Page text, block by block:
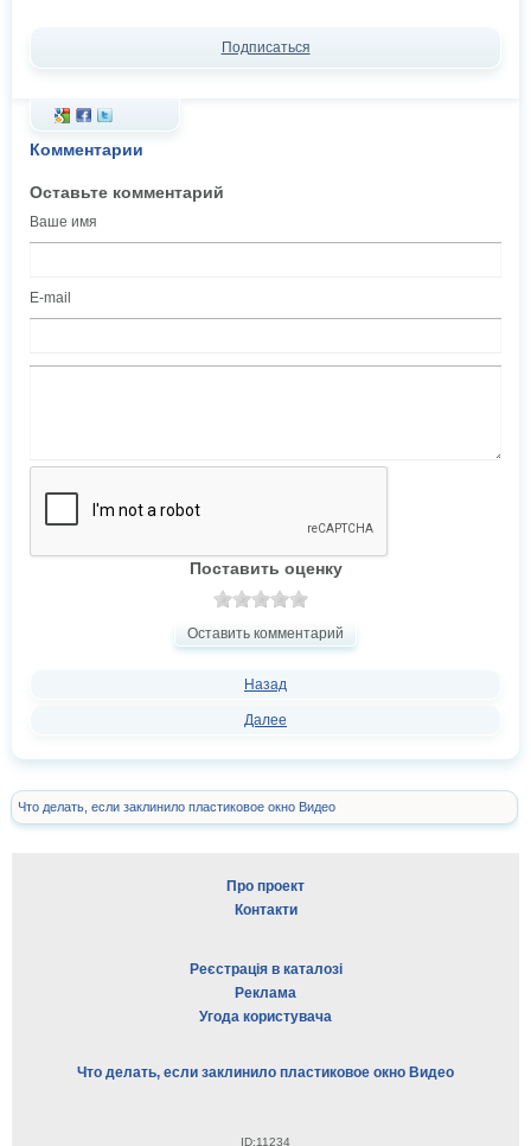
Подписаться
Комментарии
Оставьте комментарий
Ваше имя
E-mail
Поставить оценку
Оставить комментарий
Назад
Далее
Что делать, если заклинило пластиковое окно Видео
Про проект
Контакти
Реєстрація в каталозі
Реклама
Угода користувача
Что делать, если заклинило пластиковое окно Видео
ID:11234